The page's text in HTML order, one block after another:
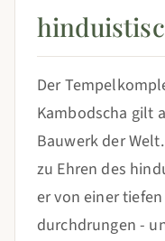
Der
Kambodscha gilt
Bauwerk der
zu Ehren des
er von einer
durchdrungen -